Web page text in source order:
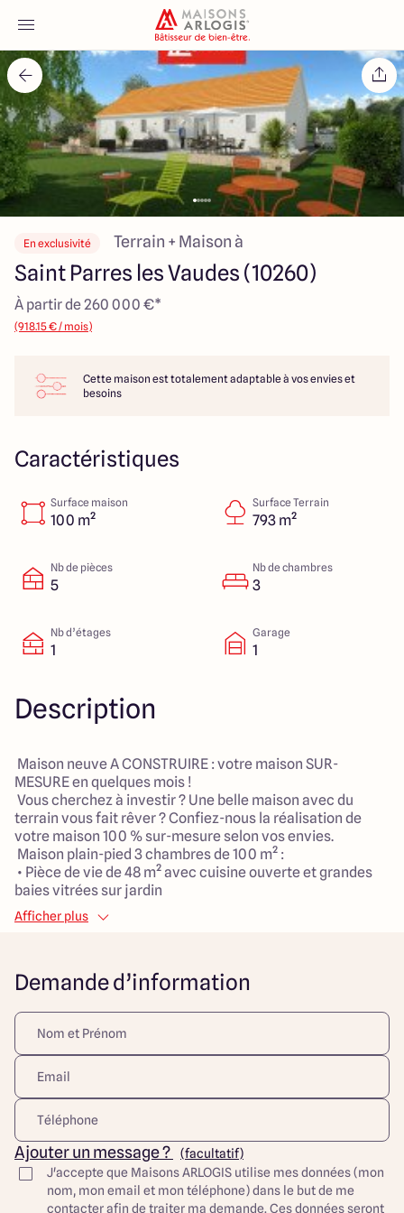
Accueil
Nos maisons
Nos annonces
Votre projet
Qui sommes-nous
Maisons ARLOGIS Aube
4.6 4.8
En exclusivité Terrain + Maison à
Saint Parres les Vaudes (10260)
À partir de 260 000 €*
(918.15 € / mois)
Cette maison est totalement adaptable à vos envies et
besoins
Caractéristiques
Surface maison
100 m²
Surface Terrain
793 m²
Nb de pièces
5
Nb de chambres
3
Nb d’étages
1
Garage
1
Description
Maison neuve A CONSTRUIRE : votre maison SUR-
MESURE en quelques mois !
Vous cherchez à investir ? Une belle maison avec du
terrain vous fait rêver ? Confiez-nous la réalisation de
votre maison 100 % sur-mesure selon vos envies.
Maison plain-pied 3 chambres de 100 m² :
• Pièce de vie de 48 m² avec cuisine ouverte et grandes
baies vitrées sur jardin
• 2 chambres + suite parentale
• Une buanderie
garantissant une classe énergétique A ou B. Nous vous
choisissez toutes les dernières finitions !
Projet de maison à partir de 200 000 €
A propos de ce TERRAIN constructible à SAINT-PARRES-
LÈS-VAUDES
Nous vous proposons un terrain constructible de 793 m²
dans la charmante ville de SAINT-PARRES-LÈS-VAUDES,
située à seulement 19 km de Troyes. Ce terrain est
idéalement situé à proximité de toutes les commodités, y
compris des magasins, des garderies et des écoles pour
vos enfants, ainsi que de vastes espaces verts.
Construire votre future maison sur ce terrain à SAINT-
Afficher plus
Demande d’information
Ajouter un message ?
(facultatif)
J'accepte que Maisons ARLOGIS utilise mes données (mon
nom, mon email et mon téléphone) dans le but de me
contacter afin de traiter ma demande. Ces données seront